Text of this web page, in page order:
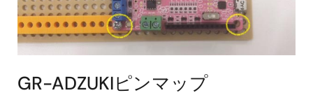
GR-ADZUKIピンマップ